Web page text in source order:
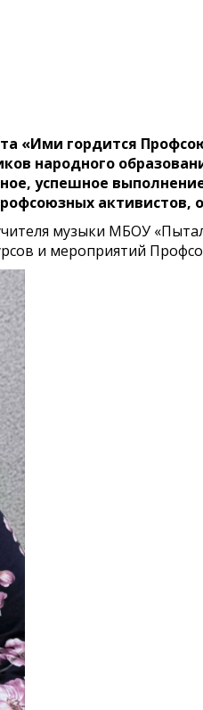
«Ими гордится
народного
успешное
активистов,
музыки МБОУ
и мероприятий